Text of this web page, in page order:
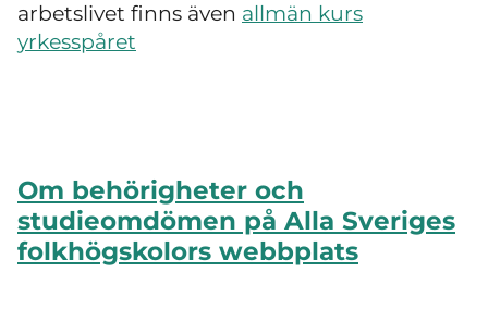
arbetslivet finns även allmän kurs
yrkesspåret
Om behörigheter och
studieomdömen på Alla Sveriges
folkhögskolors webbplats